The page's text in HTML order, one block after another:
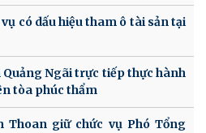
có dấu hiệu tham ô tài sản tại
Quảng Ngãi trực tiếp thực hành
tòa phúc thẩm
Thoan giữ chức vụ Phó Tổng